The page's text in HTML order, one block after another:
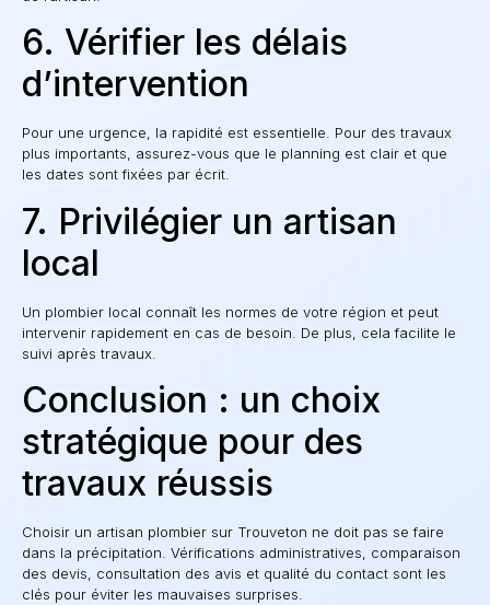
6. Vérifier les délais
d’intervention
Pour une urgence, la rapidité est essentielle. Pour des travaux
plus importants, assurez-vous que le planning est clair et que
les dates sont fixées par écrit.
7. Privilégier un artisan
local
Un plombier local connaît les normes de votre région et peut
intervenir rapidement en cas de besoin. De plus, cela facilite le
suivi après travaux.
Conclusion : un choix
stratégique pour des
travaux réussis
Choisir un artisan plombier sur Trouveton ne doit pas se faire
dans la précipitation. Vérifications administratives, comparaison
des devis, consultation des avis et qualité du contact sont les
clés pour éviter les mauvaises surprises.